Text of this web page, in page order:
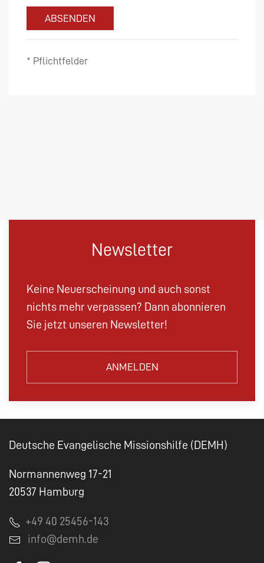
ABSENDEN
* Pflichtfelder
Newsletter
Keine Neuerscheinung und auch sonst
nichts mehr verpassen? Dann abonnieren
Sie jetzt unseren Newsletter!
ANMELDEN
Deutsche Evangelische Missionshilfe (DEMH)
Normannenweg 17-21
20537 Hamburg
+49 40 25456-143
info@demh.de